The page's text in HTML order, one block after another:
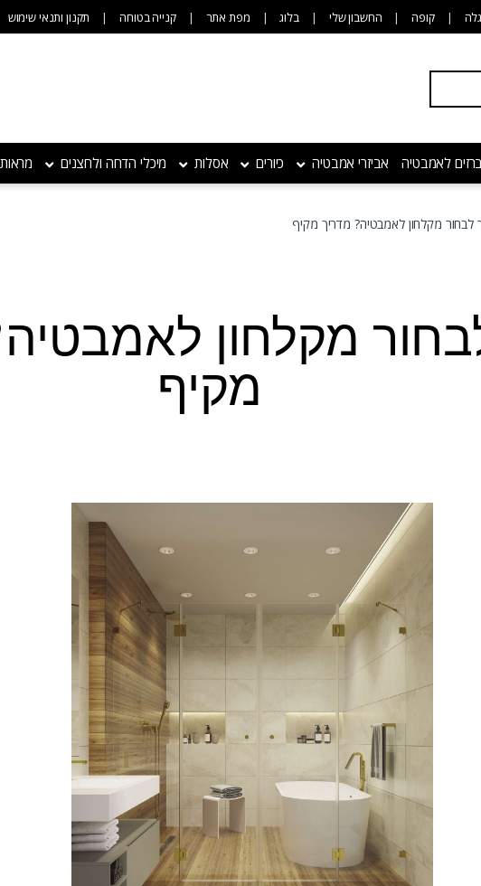
קופה החשבון שלי בלוג מפת אתר קנייה בטוחה תקנון ותנאי שימוש
ברזים לאמבטיה אביזרי אמבטיה כיורים אסלות מיכלי הדחה ולחצנים מראות
לבחור מקלחון לאמבטיה? מדריך מקיף
מקלחון
מקיף